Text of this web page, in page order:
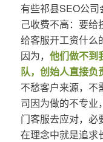
有些祁县SEO公
己收费不高：要给
给客服开工资什么
因为， 他们做不到
队，创始人直接负
不愁客户来源，不
司因为做的不专业
门客服去应对，必
在理念中就是追求